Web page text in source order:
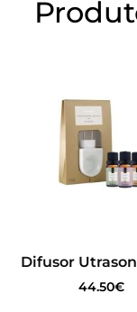
Difusor
44.50€